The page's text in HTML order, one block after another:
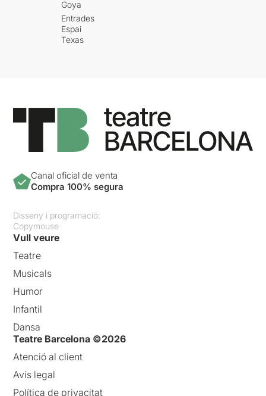
Goya
Entrades
Espai
Texas
Canal oficial de venta
Compra 100% segura
Disseny i programació:
Copymouse
Vull veure
Teatre
Musicals
Humor
Infantil
Dansa
Teatre Barcelona ©2026
Atenció al client
Avís legal
Política de privacitat